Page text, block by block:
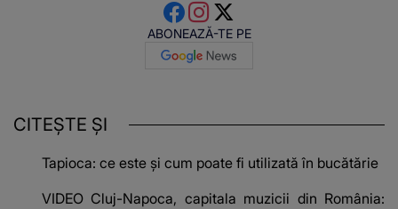
ABONEAZĂ-TE PE
CITEȘTE ȘI
Tapioca: ce este și cum poate fi utilizată în bucătărie
VIDEO Cluj-Napoca, capitala muzicii din România: